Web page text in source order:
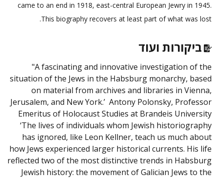
came to an end in 1918, east-central European Jewry in 1945.
This biography recovers at least part of what was lost.
ביקורות ועוד
"A fascinating and innovative investigation of the
situation of the Jews in the Habsburg monarchy, based
on material from archives and libraries in Vienna,
Jerusalem, and New York.’ Antony Polonsky, Professor
Emeritus of Holocaust Studies at Brandeis University
‘The lives of individuals whom Jewish historiography
has ignored, like Leon Kellner, teach us much about
how Jews experienced larger historical currents. His life
reflected two of the most distinctive trends in Habsburg
Jewish history: the movement of Galician Jews to the